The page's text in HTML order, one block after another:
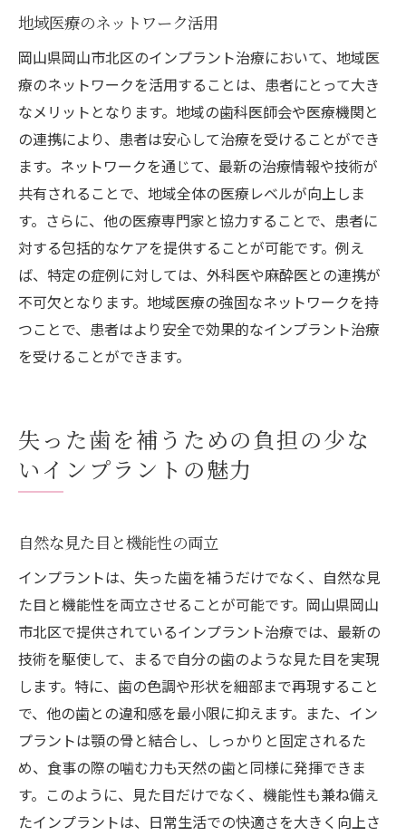
地域医療のネットワーク活用
岡山県岡山市北区のインプラント治療において、地域医
療のネットワークを活用することは、患者にとって大き
なメリットとなります。地域の歯科医師会や医療機関と
の連携により、患者は安心して治療を受けることができ
ます。ネットワークを通じて、最新の治療情報や技術が
共有されることで、地域全体の医療レベルが向上しま
す。さらに、他の医療専門家と協力することで、患者に
対する包括的なケアを提供することが可能です。例え
ば、特定の症例に対しては、外科医や麻酔医との連携が
不可欠となります。地域医療の強固なネットワークを持
つことで、患者はより安全で効果的なインプラント治療
を受けることができます。
失った歯を補うための負担の少な
いインプラントの魅力
自然な見た目と機能性の両立
インプラントは、失った歯を補うだけでなく、自然な見
た目と機能性を両立させることが可能です。岡山県岡山
市北区で提供されているインプラント治療では、最新の
技術を駆使して、まるで自分の歯のような見た目を実現
します。特に、歯の色調や形状を細部まで再現すること
で、他の歯との違和感を最小限に抑えます。また、イン
プラントは顎の骨と結合し、しっかりと固定されるた
め、食事の際の噛む力も天然の歯と同様に発揮できま
す。このように、見た目だけでなく、機能性も兼ね備え
たインプラントは、日常生活での快適さを大きく向上さ